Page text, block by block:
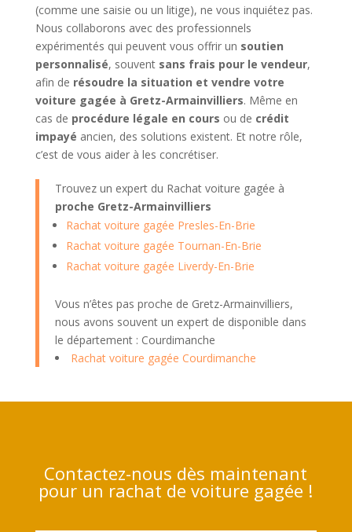
(comme une saisie ou un litige), ne vous inquiétez pas.
Nous collaborons avec des professionnels
expérimentés qui peuvent vous offrir un soutien
personnalisé, souvent sans frais pour le vendeur,
afin de résoudre la situation et vendre votre
voiture gagée à Gretz-Armainvilliers. Même en
cas de procédure légale en cours ou de crédit
impayé ancien, des solutions existent. Et notre rôle,
c’est de vous aider à les concrétiser.
Trouvez un expert du Rachat voiture gagée à
proche Gretz-Armainvilliers
Rachat voiture gagée Presles-En-Brie
Rachat voiture gagée Tournan-En-Brie
Rachat voiture gagée Liverdy-En-Brie
Vous n’êtes pas proche de Gretz-Armainvilliers,
nous avons souvent un expert de disponible dans
le département : Courdimanche
Rachat voiture gagée Courdimanche
Contactez-nous dès maintenant
pour un rachat de voiture gagée !